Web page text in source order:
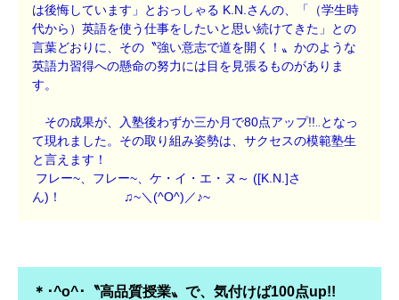
は後悔しています」とおっしゃる K.N.さんの、「（学生時
代から）英語を使う仕事をしたいと思い続けてきた」との
言葉どおりに、その〝強い意志で道を開く！〟かのような
英語力習得への懸命の努力には目を見張るものがありま
す。
その成果が、入塾後わずか三か月で80点アップ!!‥となっ
て現れました。その取り組み姿勢は、サクセスの模範塾生
と言えます！
フレー~、フレー~、ケ・イ・エ・ヌ～ ([K.N.]さ
ん)！
♫~＼(^O^)／♪~
＊･^o^･〝高品質授業〟で、気付けば100点up!!